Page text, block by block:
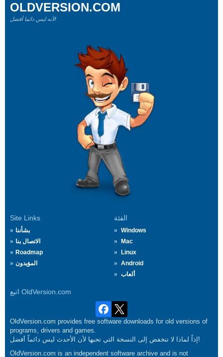
Site Links
بشأننا
الاتصال بنا
Roadmap
المؤيدون
الفئة
Windows
Mac
Linux
Android
ألعاب
اتبع OldVersion.com
OLDVERSION.COM
لأنه ليس دائما أفضل!
OldVersion.com provides free software downloads for old versions of
programs, drivers and games.
إذاً لماذا لا تنخفض إلى النسخة التي تحبها لأن الأحدث ليس دائماً أفضل!
OldVersion.com is an independent software archive and is not